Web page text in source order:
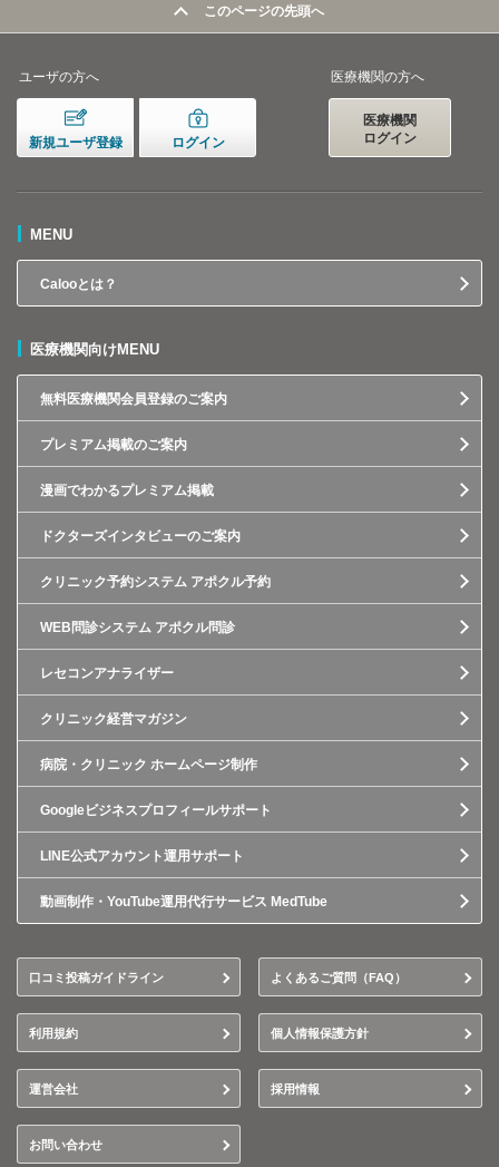
このページの先頭へ
ユーザの方へ
新規ユーザ登録 ログイン
医療機関の方へ
医療機関
ログイン
MENU
Calooとは？
医療機関向けMENU
無料医療機関会員登録のご案内
プレミアム掲載のご案内
漫画でわかるプレミアム掲載
ドクターズインタビューのご案内
クリニック予約システム アポクル予約
WEB問診システム アポクル問診
レセコンアナライザー
クリニック経営マガジン
病院・クリニック ホームページ制作
Googleビジネスプロフィールサポート
LINE公式アカウント運用サポート
動画制作・YouTube運用代行サービス MedTube
口コミ投稿ガイドライン よくあるご質問（FAQ）
利用規約 個人情報保護方針
運営会社 採用情報
お問い合わせ